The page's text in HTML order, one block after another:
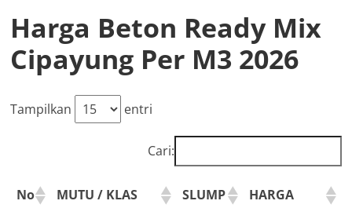
Harga Beton Ready Mix
Cipayung Per M3 2026
Tampilkan entri
Cari:
No MUTU / KLAS SLUMP
HARGA